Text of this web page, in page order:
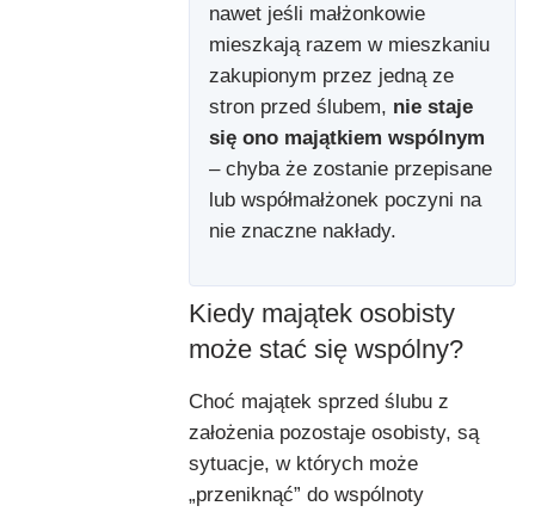
nawet jeśli małżonkowie
mieszkają razem w mieszkaniu
zakupionym przez jedną ze
stron przed ślubem, nie staje
się ono majątkiem wspólnym
– chyba że zostanie przepisane
lub współmałżonek poczyni na
nie znaczne nakłady.
Kiedy majątek osobisty
może stać się wspólny?
Choć majątek sprzed ślubu z
założenia pozostaje osobisty, są
sytuacje, w których może
„przeniknąć” do wspólnoty